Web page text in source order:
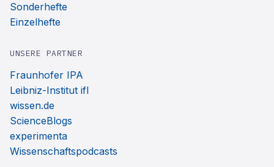
Sonderhefte
Einzelhefte
UNSERE PARTNER
Fraunhofer IPA
Leibniz-Institut ifl
wissen.de
ScienceBlogs
experimenta
Wissenschaftspodcasts